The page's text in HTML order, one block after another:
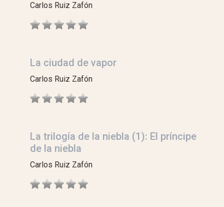
Carlos Ruiz Zafón
La ciudad de vapor
Carlos Ruiz Zafón
La trilogía de la niebla (1): El príncipe
de la niebla
Carlos Ruiz Zafón